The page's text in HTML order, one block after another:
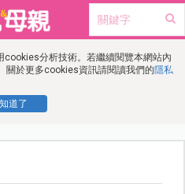
cookies分析技術。若繼續閱覽本網站內
關於更多cookies資訊請閱讀我們的隱私
道了